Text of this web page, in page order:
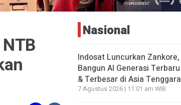
Nasional
Indosat Luncurkan Zankore,
Bangun AI Generasi Terbaru
& Terbesar di Asia Tenggara
7 Agustus 2026 | 11:01 am WIB